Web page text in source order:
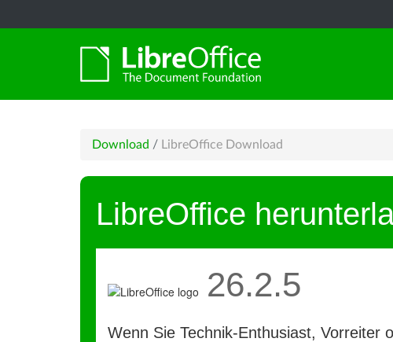
Download / LibreOffice Download
LibreOffice
26.2.5
Wenn Sie Technik-Enthusiast, Vorreiter